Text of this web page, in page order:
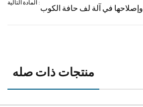
المادة التالية :
وإصلاحها في آلة لف حافة الكوب
البلاستيكي؟
منتجات ذات صله